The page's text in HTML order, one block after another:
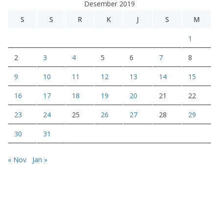
Desember 2019
S
S R K J S M
1
2 3 4 5 6 7 8
9 10 11 12 13 14 15
16 17 18 19 20 21 22
23 24 25 26 27 28 29
30 31
« Nov Jan »